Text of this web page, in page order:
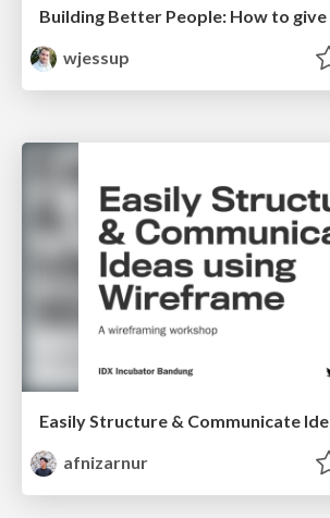
wjessup
afnizarnur